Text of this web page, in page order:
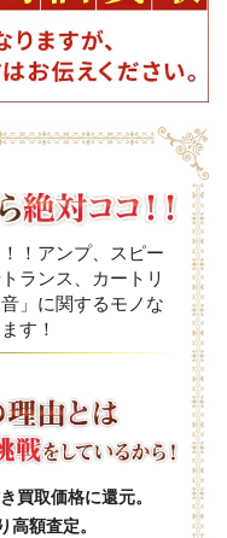
！アンプ、スピー
ランス、カートリ
」に関するモノな
す！
買取価格に還元。
高額査定。